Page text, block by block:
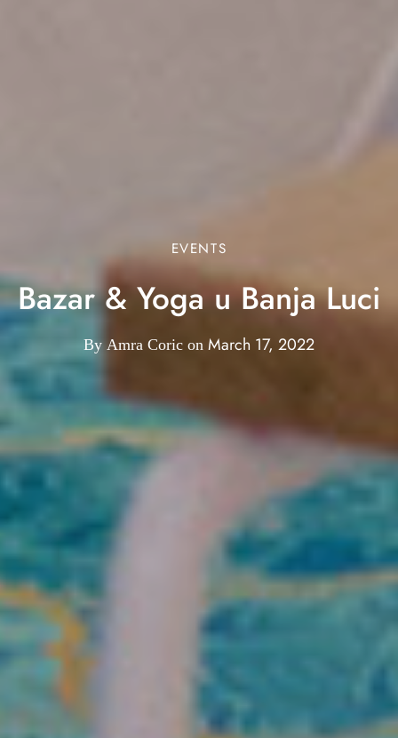
EVENTS
Bazar & Yoga u Banja Luci
By Amra Coric on March 17, 2022